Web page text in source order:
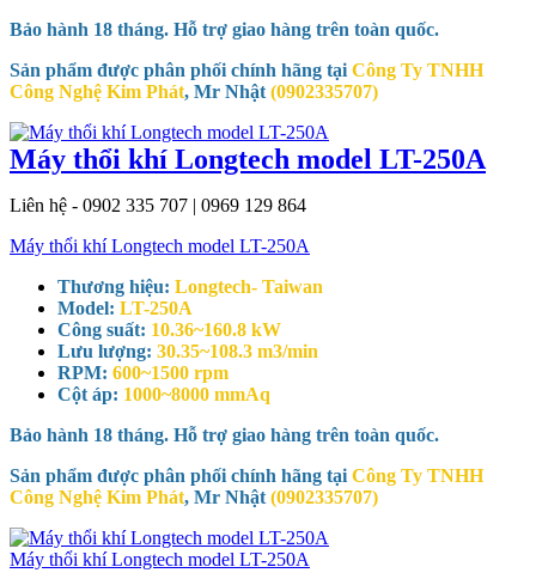
Bảo hành 18 tháng. Hỗ trợ giao hàng trên toàn quốc.
Sản phẩm được phân phối chính hãng tại Công Ty TNHH
Công Nghệ Kim Phát, Mr Nhật (0902335707)
Máy thổi khí Longtech model LT-250A
Liên hệ - 0902 335 707 | 0969 129 864
Máy thổi khí Longtech model LT-250A
Thương hiệu: Longtech- Taiwan
Model: LT-250A
Công suất: 10.36~160.8 kW
Lưu lượng: 30.35~108.3 m3/min
RPM: 600~1500 rpm
Cột áp: 1000~8000 mmAq
Bảo hành 18 tháng. Hỗ trợ giao hàng trên toàn quốc.
Sản phẩm được phân phối chính hãng tại Công Ty TNHH
Công Nghệ Kim Phát, Mr Nhật (0902335707)
Máy thổi khí Longtech model LT-250A